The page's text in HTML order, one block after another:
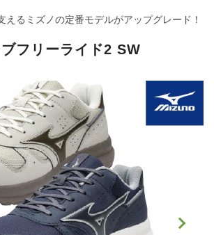
えるミズノの定番モデルがアップグレード！
フリーライド2 SW